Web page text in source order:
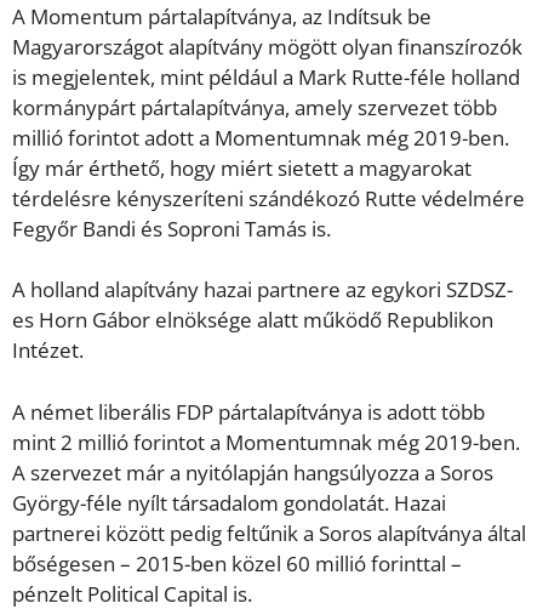
A Momentum pártalapítványa, az Indítsuk be
Magyarországot alapítvány mögött olyan finanszírozók
is megjelentek, mint például a Mark Rutte-féle holland
kormánypárt pártalapítványa, amely szervezet több
millió forintot adott a Momentumnak még 2019-ben.
Így már érthető, hogy miért sietett a magyarokat
térdelésre kényszeríteni szándékozó Rutte védelmére
Fegyőr Bandi és Soproni Tamás is.
A holland alapítvány hazai partnere az egykori SZDSZ-
es Horn Gábor elnöksége alatt működő Republikon
Intézet.
A német liberális FDP pártalapítványa is adott több
mint 2 millió forintot a Momentumnak még 2019-ben.
A szervezet már a nyitólapján hangsúlyozza a Soros
György-féle nyílt társadalom gondolatát. Hazai
partnerei között pedig feltűnik a Soros alapítványa által
bőségesen – 2015-ben közel 60 millió forinttal –
pénzelt Political Capital is.